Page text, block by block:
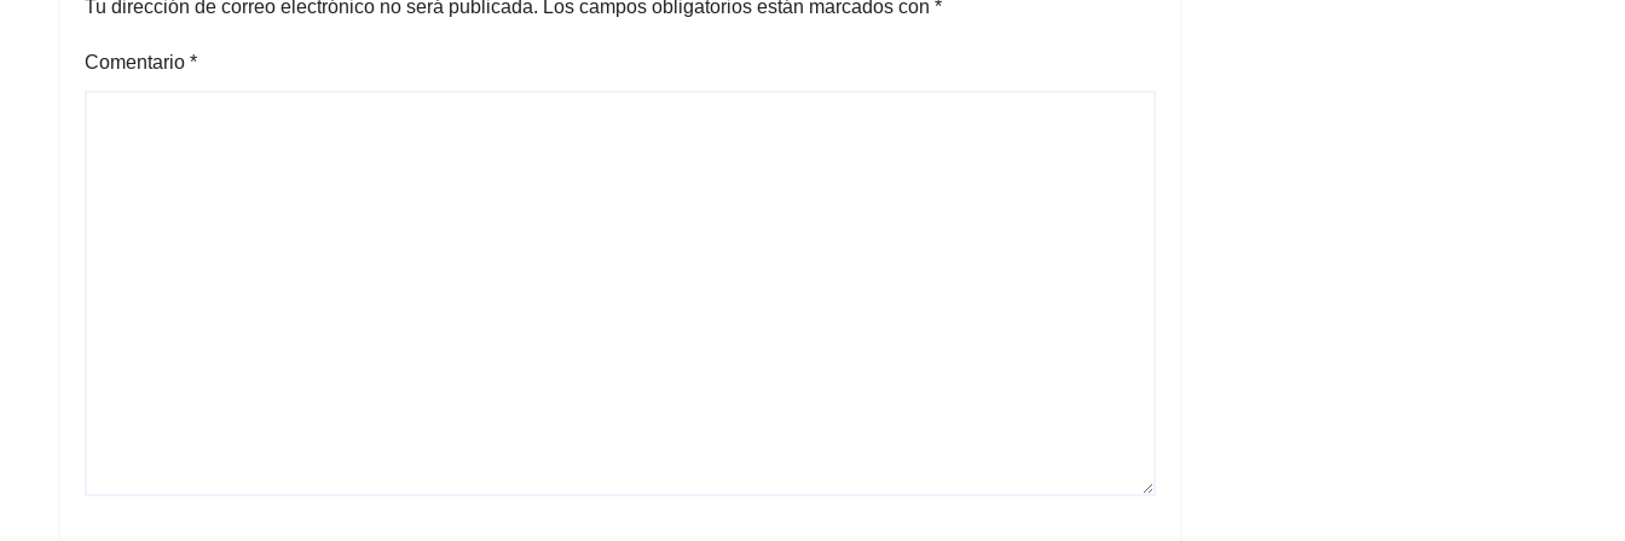
Tu dirección de correo electrónico no será publicada. Los campos obligatorios están marcados con *
Comentario *